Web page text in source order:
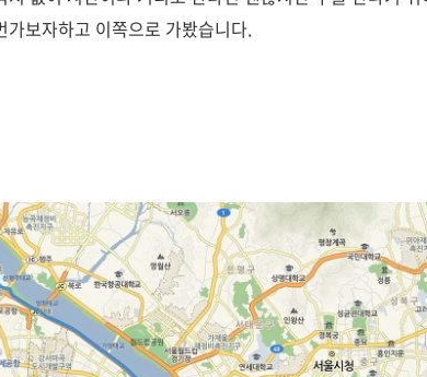
보자하고 이쪽으로 가봤습니다.